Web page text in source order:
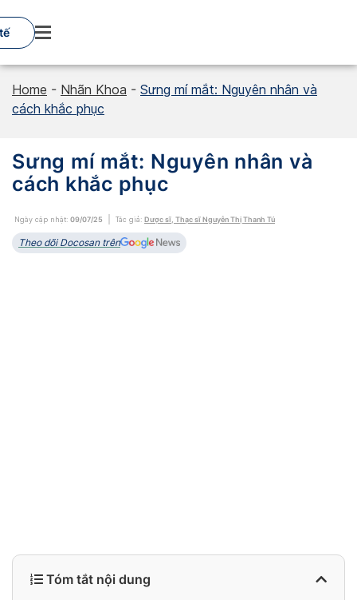
to
content
Home - Nhãn Khoa - Sưng mí mắt: Nguyên nhân và
cách khắc phục
Sưng mí mắt: Nguyên nhân và
cách khắc phục
Ngày cập nhật: 09/07/25 Tác giả: Dược sĩ, Thạc sĩ Nguyễn Thị Thanh Tú
Theo dõi Docosan trên
Tóm tắt nội dung